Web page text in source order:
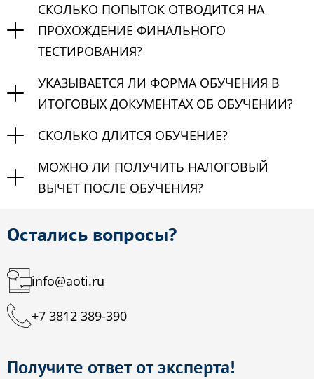
СКОЛЬКО ПОПЫТОК ОТВОДИТСЯ НА
ПРОХОЖДЕНИЕ ФИНАЛЬНОГО
ТЕСТИРОВАНИЯ?
УКАЗЫВАЕТСЯ ЛИ ФОРМА ОБУЧЕНИЯ В
ИТОГОВЫХ ДОКУМЕНТАХ ОБ ОБУЧЕНИИ?
СКОЛЬКО ДЛИТСЯ ОБУЧЕНИЕ?
МОЖНО ЛИ ПОЛУЧИТЬ НАЛОГОВЫЙ
ВЫЧЕТ ПОСЛЕ ОБУЧЕНИЯ?
Остались вопросы?
info@aoti.ru
+7 3812 389-390
Получите ответ от эксперта!